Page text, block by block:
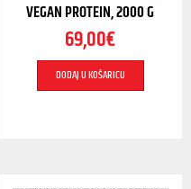
VEGAN PROTEIN, 2000 G
69,00€
DODAJ U KOŠARICU